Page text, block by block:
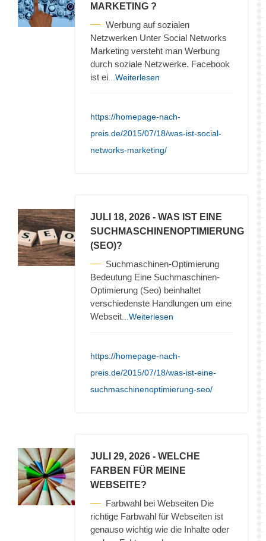
MARKETING ?
Werbung auf sozialen
Netzwerken Unter Social Networks
Marketing versteht man Werbung
durch soziale Netzwerke. Facebook
ist ei ...Weiterlesen
https://homepage-nach-
preis.de/2015/07/18/was-ist-social-
networks-marketing/
JULI 18, 2026 - WAS IST EINE
SUCHMASCHINENOPTIMIERUNG
(SEO)?
Suchmaschinen-Optimierung
Bedeutung Eine Suchmaschinen-
Optimierung (Seo) beinhaltet
verschiedenste Handlungen um eine
Webseit ...Weiterlesen
https://homepage-nach-
preis.de/2015/07/18/was-ist-eine-
suchmaschinenoptimierung-seo/
JULI 29, 2026 - WELCHE
FARBEN FÜR MEINE
WEBSEITE?
Farbwahl bei Webseiten Die
richtige Farbwahl für Webseiten ist
genauso wichtig wie die Inhalte oder